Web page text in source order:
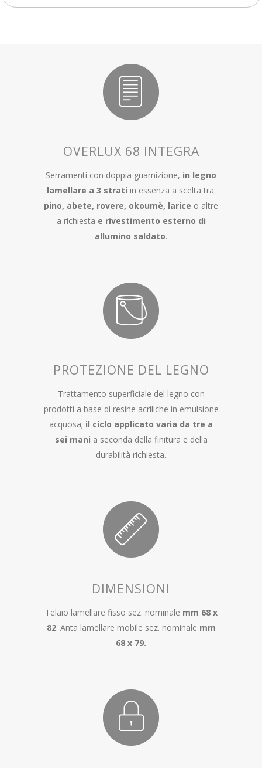
OVERLUX 68 INTEGRA
Serramenti con doppia guarnizione, in legno
lamellare a 3 strati in essenza a scelta tra:
pino, abete, rovere, okoumè, larice o altre
a richiesta e rivestimento esterno di
allumino saldato.
PROTEZIONE DEL LEGNO
Trattamento superficiale del legno con
prodotti a base di resine acriliche in emulsione
acquosa; il ciclo applicato varia da tre a
sei mani a seconda della finitura e della
durabilità richiesta.
DIMENSIONI
Telaio lamellare fisso sez. nominale mm 68 x
82. Anta lamellare mobile sez. nominale mm
68 x 79.